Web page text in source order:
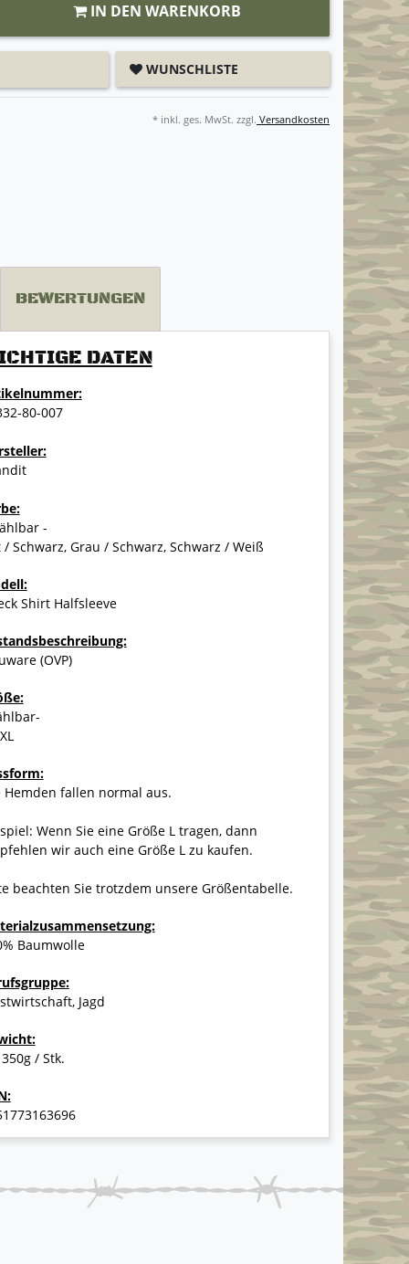
IN DEN WARENKORB
WUNSCHLISTE
* inkl. ges. MwSt. zzgl. Versandkosten
BEWERTUNGEN
DATEN
80-007
-
/ Schwarz, Grau / Schwarz, Schwarz / Weiß
Shirt Halfsleeve
(OVP)
Hemden fallen normal aus.
Wenn Sie eine Größe L tragen, dann
wir auch eine Größe L zu kaufen.
beachten Sie trotzdem unsere Größentabelle.
Baumwolle
Jagd
/ Stk.